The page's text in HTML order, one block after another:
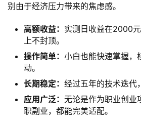
别由于经济压力带来的焦虑感。
高额收益： 实测日收益在2000
上不封顶。
操作简单： 小白也能快速掌握，
动。
长期稳定： 经过五年的技术迭代
应用广泛： 无论是作为职业创业
职副业，都能完美适配。